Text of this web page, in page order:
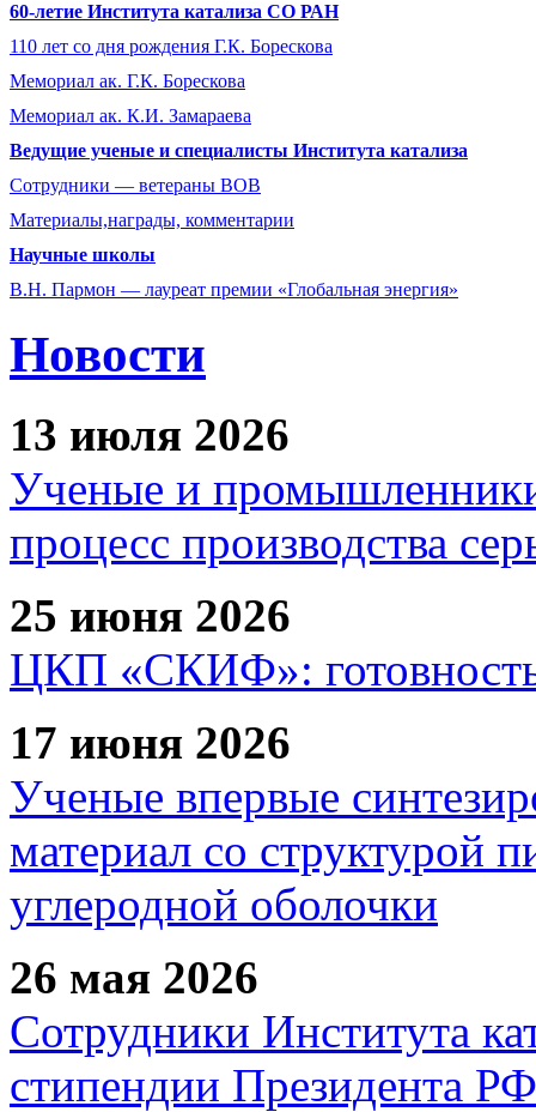
60-летие Института катализа СО РАН
110 лет со дня рождения Г.К. Борескова
Мемориал ак. Г.К. Борескова
Мемориал ак. К.И. Замараева
Ведущие ученые и специалисты Института катализа
Сотрудники ― ветераны ВОВ
Материалы,награды, комментарии
Научные школы
В.Н. Пармон — лауреат премии «Глобальная энергия»
Новости
13 июля 2026
Ученые и
процесс производства
25 июня 2026
ЦКП «СКИФ»: готовность
17 июня 2026
Ученые впервые
материал со структурой
углеродной оболочки
26 мая 2026
Сотрудники Института
стипендии Президента РФ